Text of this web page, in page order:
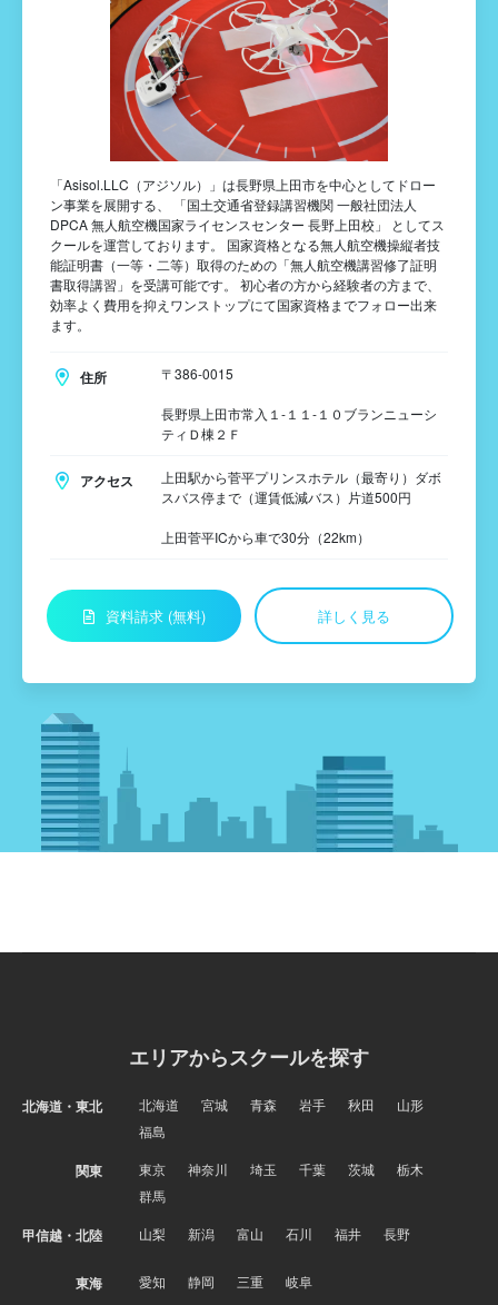
「Asisol.LLC（アジソル）」は長野県上田市を中心としてドロー
ン事業を展開する、 「国土交通省登録講習機関 一般社団法人
DPCA 無人航空機国家ライセンスセンター 長野上田校」 としてス
クールを運営しております。 国家資格となる無人航空機操縦者技
能証明書（一等・二等）取得のための「無人航空機講習修了証明
書取得講習」を受講可能です。 初心者の方から経験者の方まで、
効率よく費用を抑えワンストップにて国家資格までフォロー出来
ます。
住所 〒386-0015
長野県上田市常入１-１１-１０ブランニューシ
ティＤ棟２Ｆ
アクセス
上田駅から菅平プリンスホテル（最寄り）ダボ
スバス停まで（運賃低減バス）片道500円
上田菅平ICから車で30分（22km）
資料請求 (無料) 詳しく見る
エリアからスクールを探す
北海道・東北 北海道 宮城 青森 岩手 秋田
山形
福島
関東 東京 神奈川 埼玉 千葉 茨城
栃木
群馬
甲信越・北陸 山梨 新潟 富山 石川 福井 長野
東海 愛知 静岡 三重 岐阜